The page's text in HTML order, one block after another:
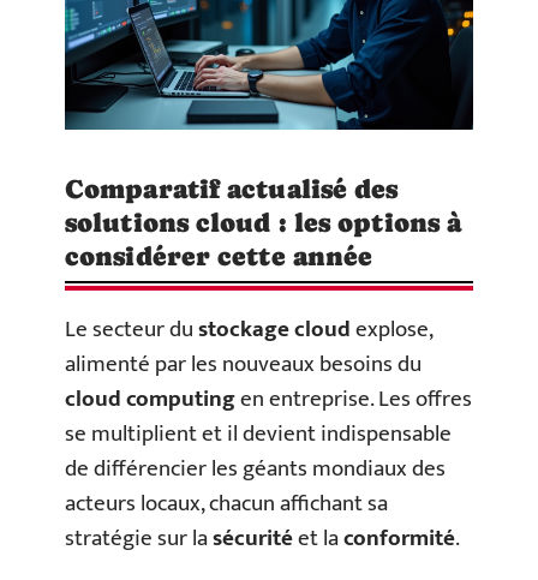
Comparatif actualisé des
solutions cloud : les options à
considérer cette année
Le secteur dustockage cloudexplose,
alimenté par les nouveaux besoins du
cloud computingen entreprise. Les offres
se multiplient et il devient indispensable
de différencier les géants mondiaux des
acteurs locaux, chacun affichant sa
stratégie sur lasécuritéet laconformité.